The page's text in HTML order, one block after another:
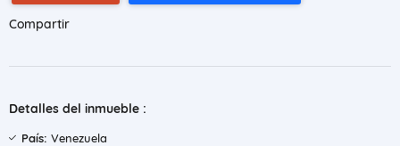
Compartir
Detalles del inmueble :
País: Venezuela